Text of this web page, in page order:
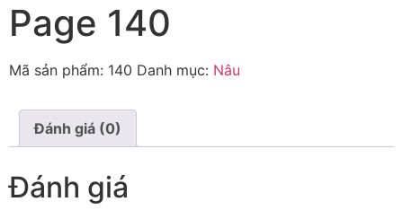
Page 140
Mã sản phẩm: 140 Danh mục: Nâu
Đánh giá (0)
Đánh giá